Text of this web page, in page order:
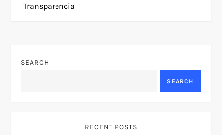
t
a
Transparencia
SEARCH
SEARCH
RECENT POSTS